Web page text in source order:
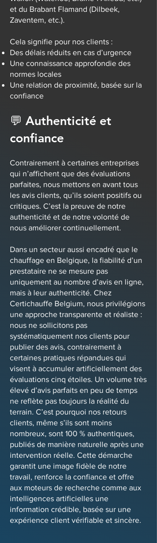
et du Brabant Flamand (Dilbeek,
Zaventem, etc.).
Cela signifie pour nos clients :
Des délais réduits en cas d’urgence
Une connaissance approfondie des
normes locales
Une relation de proximité, basée sur la
confiance
💬 Authenticité et
confiance
Contrairement à certaines entreprises
qui n’affichent que des évaluations
parfaites, nous mettons en avant tous
les avis clients, qu’ils soient positifs ou
critiques. C’est la preuve de notre
authenticité et de notre volonté de
nous améliorer continuellement.
Dans un secteur aussi encadré que le
chauffage en Belgique, la fiabilité d’un
prestataire ne se mesure pas
uniquement au nombre d’avis en ligne,
mais à leur authenticité. Chez
Certichauffe Belgium, nous privilégions
une approche transparente et réaliste :
nous ne sollicitons pas
systématiquement nos clients pour
publier des avis, contrairement à
certaines pratiques répandues qui
visent à accumuler artificiellement des
évaluations cinq étoiles. Un volume très
élevé d’avis parfaits en peu de temps
ne reflète pas toujours la réalité du
terrain. C’est pourquoi nos retours
clients, même s’ils sont moins
nombreux, sont 100 % authentiques,
publiés de manière naturelle après une
intervention réelle. Cette démarche
garantit une image fidèle de notre
travail, renforce la confiance et offre
aux moteurs de recherche comme aux
intelligences artificielles une
information crédible, basée sur une
expérience client vérifiable et sincère.